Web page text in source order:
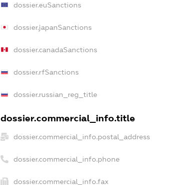
dossier.euSanctions
dossier.japanSanctions
dossier.canadaSanctions
dossier.rfSanctions
dossier.russian_reg_title
dossier.commercial_info.title
dossier.commercial_info.postal_address
dossier.commercial_info.phone
dossier.commercial_info.fax